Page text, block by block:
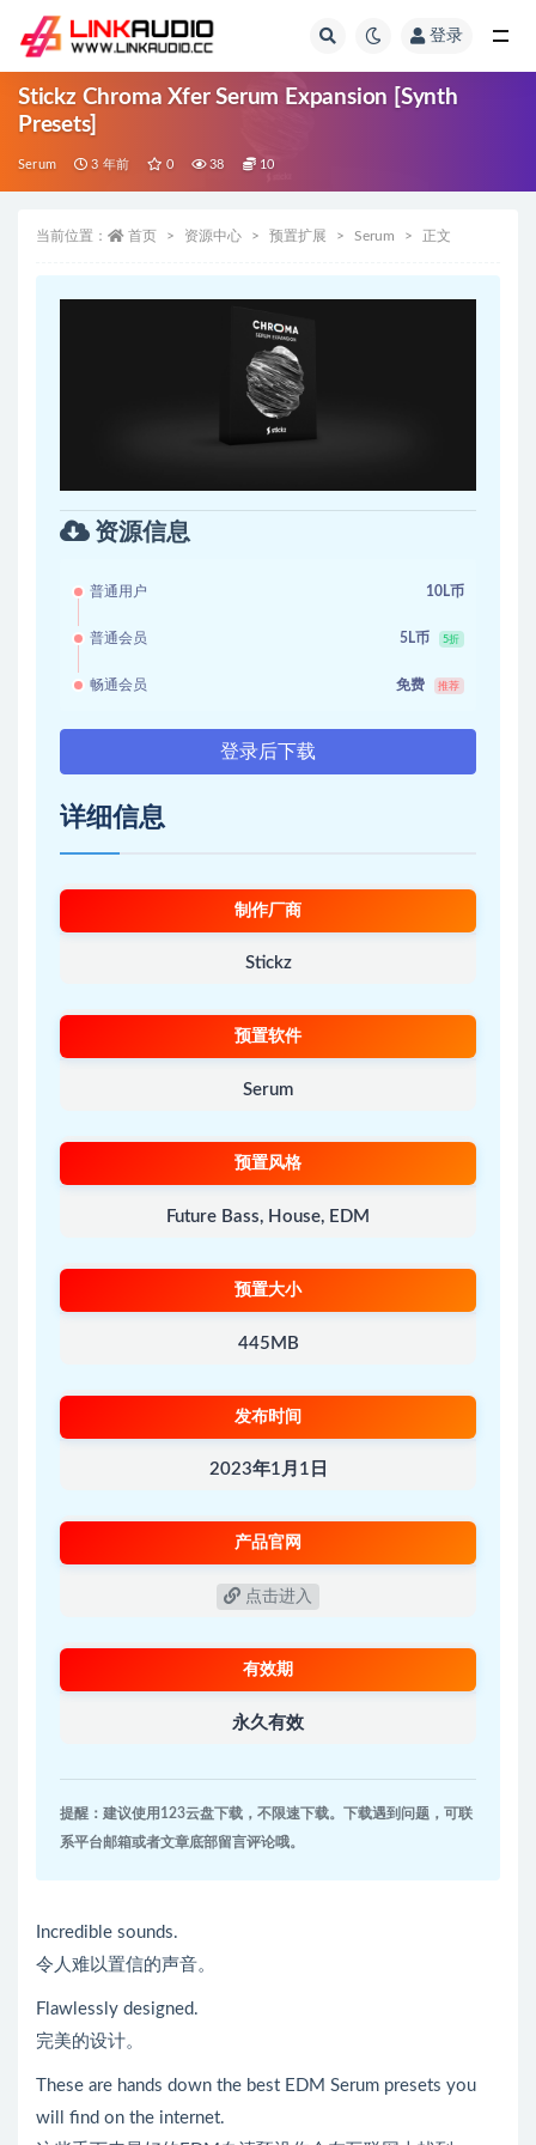
登录
Stickz Chroma Xfer Serum Expansion [Synth
Presets]
Serum 3 年前 0 38 10
当前位置： 首页 资源中心 预置扩展 Serum 正文
资源信息
普通用户 10L币
普通会员 5L币 5折
畅通会员 免费 推荐
登录后下载
详细信息
制作厂商
Stickz
预置软件
Serum
预置风格
Future Bass, Housе, EDM
预置大小
445MB
发布时间
2023年1月1日
产品官网
点击进入
有效期
永久有效
提醒：建议使用123云盘下载，不限速下载。下载遇到问题，可联
系平台邮箱或者文章底部留言评论哦。
Incredible sounds.
令人难以置信的声音。
Flawlessly designed.
完美的设计。
These are hands down the best EDM Serum presets you
will find on the internet.